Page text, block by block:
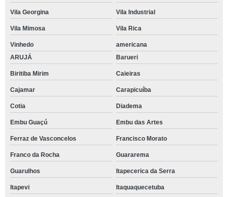
Vila Georgina Vila Industrial
Vila Mimosa Vila Rica
Vinhedo
americana
ARUJÁ
Barueri
Biritiba Mirim Caieiras
Cajamar Carapicuíba
Cotia Diadema
Embu Guaçú Embu das Artes
Ferraz de Vasconcelos Francisco Morato
Franco da Rocha Guararema
Guarulhos Itapecerica da Serra
Itapevi Itaquaquecetuba